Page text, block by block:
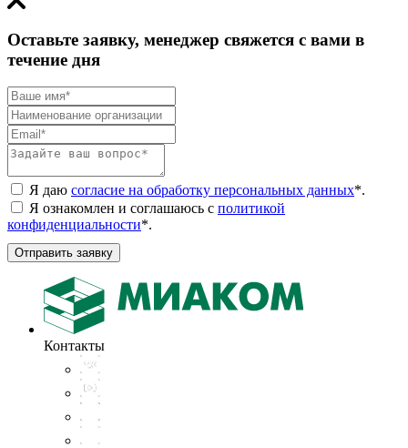
Оставьте заявку, менеджер свяжется с вами в
течение дня
Я даю согласие на обработку персональных данных*.
Я ознакомлен и соглашаюсь с политикой
конфиденциальности*.
Отправить заявку
Контакты